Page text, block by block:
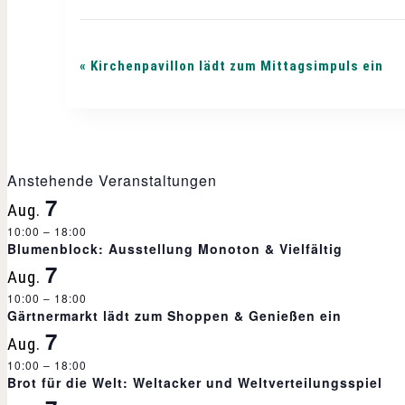
V
r
a
s
t
« Kirchenpavillon lädt zum Mittagsimpuls ein
Anstehende Veranstaltungen
Aug. 7
10:00 – 18:00
Blumenblock: Ausstellung Monoton & Vielfältig
Aug. 7
10:00 – 18:00
Gärtnermarkt lädt zum Shoppen & Genießen ein
Aug. 7
10:00 – 18:00
Brot für die Welt: Weltacker und Weltverteilungsspiel